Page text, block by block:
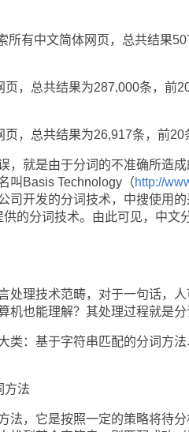
有中文简体网页，总共结果
，总共结果为287,000条，前
，总共结果为26,917条，前20
就是由于分词的不准确所造成
叫Basis Technology（http://
司开发的分词技术，中搜使用
供的分词技术。由此可见，中文
理技术范畴，对于一句话，人
机也能理解？其处理过程就是分
：基于字符串匹配的分词方法
法
，它是按照一定的策略将待分